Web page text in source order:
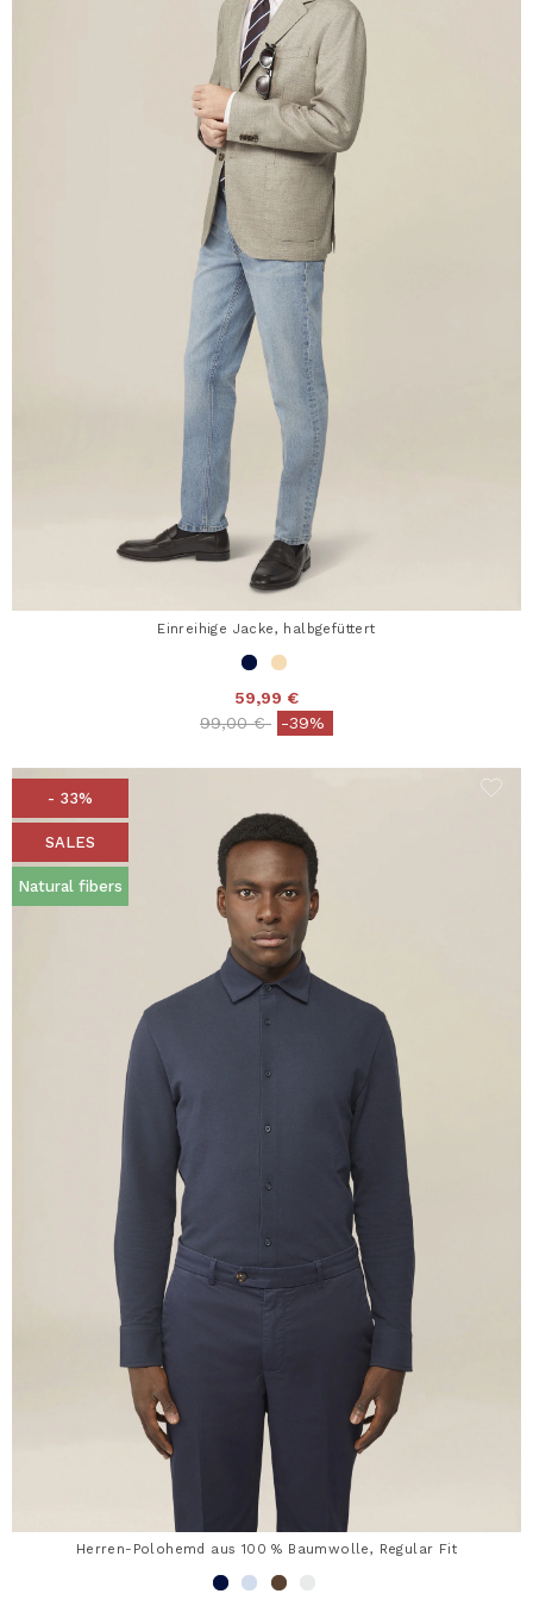
Einreihige Jacke, halbgefüttert
59,99 €
Price reduced from
99,00 €to-39%
- 33%
SALES
Natural fibers
Herren-Polohemd aus 100 % Baumwolle, Regular Fit